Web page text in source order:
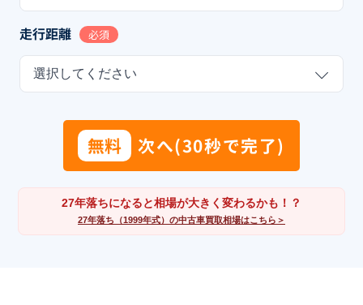
走行距離 必須
選択してください
無料 次へ(30秒で完了)
27年落ちになると相場が大きく変わるかも！？
27年落ち（1999年式）の中古車買取相場はこちら＞